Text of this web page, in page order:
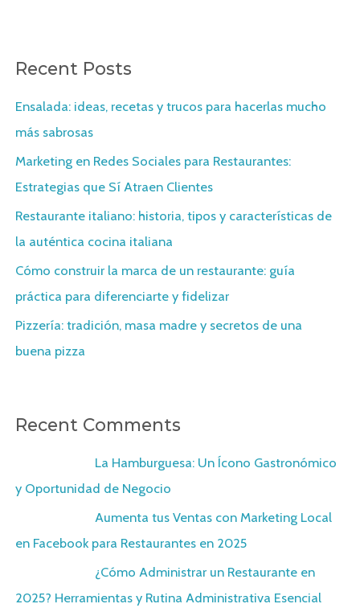
c
h
f
o
r
:
Recent Posts
Ensalada: ideas, recetas y trucos para hacerlas mucho
más sabrosas
Marketing en Redes Sociales para Restaurantes:
Estrategias que Sí Atraen Clientes
Restaurante italiano: historia, tipos y características de
la auténtica cocina italiana
Cómo construir la marca de un restaurante: guía
práctica para diferenciarte y fidelizar
Pizzería: tradición, masa madre y secretos de una
buena pizza
Recent Comments
La Hamburguesa: Un Ícono Gastronómico
y Oportunidad de Negocio
Aumenta tus Ventas con Marketing Local
en Facebook para Restaurantes en 2025
¿Cómo Administrar un Restaurante en
2025? Herramientas y Rutina Administrativa Esencial